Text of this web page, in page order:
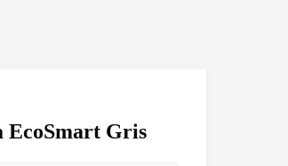
EcoSmart Gris